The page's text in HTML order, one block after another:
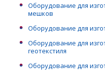
Оборудование для
мешков
Оборудование для
Оборудование для
геотекстиля
Оборудование для